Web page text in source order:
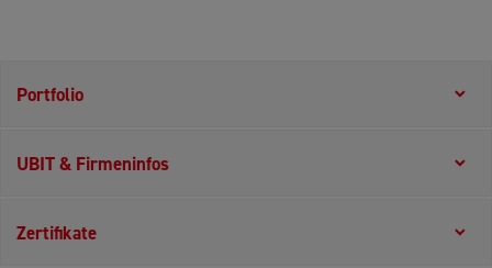
Portfolio
UBIT & Firmeninfos
Zertifikate